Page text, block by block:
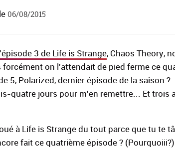
le 06/08/2015
3 de Life is Strange, Chaos Theory,
on l'attendait de pied ferme ce
5, Polarized, dernier épisode de la saison ?
quatre jours pour m'en remettre... Et trois
à Life is Strange du tout parce que tu te
fait ce quatrième épisode ? (Pourquoiii?)